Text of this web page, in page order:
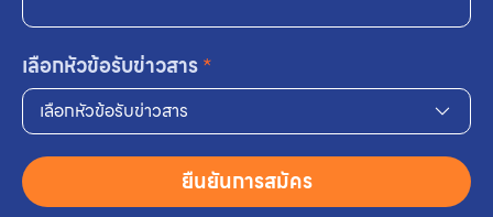
เลือกหัวข้อรับข่าวสาร*
เลือกหัวข้อรับข่าวสาร
ยืนยันการสมัคร